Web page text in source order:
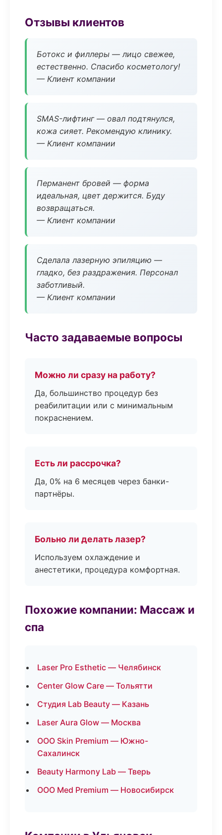
Отзывы клиентов
Ботокс и филлеры — лицо свежее,
естественно. Спасибо косметологу!
— Клиент компании
SMAS-лифтинг — овал подтянулся,
кожа сияет. Рекомендую клинику.
— Клиент компании
Перманент бровей — форма
идеальная, цвет держится. Буду
возвращаться.
— Клиент компании
Сделала лазерную эпиляцию —
гладко, без раздражения. Персонал
заботливый.
— Клиент компании
Часто задаваемые вопросы
Можно ли сразу на работу?
Да, большинство процедур без
реабилитации или с минимальным
покраснением.
Есть ли рассрочка?
Да, 0% на 6 месяцев через банки-
партнёры.
Больно ли делать лазер?
Используем охлаждение и
анестетики, процедура комфортная.
Похожие компании: Массаж и
спа
Laser Pro Esthetic — Челябинск
Center Glow Care — Тольятти
Студия Lab Beauty — Казань
Laser Aura Glow — Москва
ООО Skin Premium — Южно-
Сахалинск
Beauty Harmony Lab — Тверь
ООО Med Premium — Новосибирск